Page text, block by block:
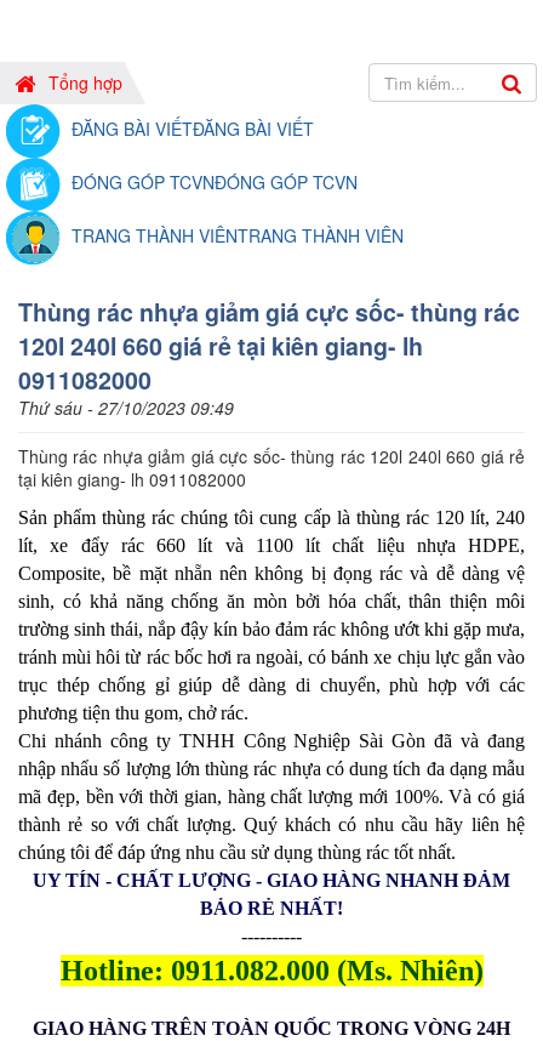
Tổng hợp
ĐĂNG BÀI VIẾTĐĂNG BÀI VIẾT
ĐÓNG GÓP TCVNĐÓNG GÓP TCVN
TRANG THÀNH VIÊNTRANG THÀNH VIÊN
Thùng rác nhựa giảm giá cực sốc- thùng rác
120l 240l 660 giá rẻ tại kiên giang- lh
0911082000
Thứ sáu - 27/10/2023 09:49
Thùng rác nhựa giảm giá cực sốc- thùng rác 120l 240l 660 giá rẻ
tại kiên giang- lh 0911082000
Sản phẩm thùng rác chúng tôi cung cấp là thùng rác 120 lít, 240
lít, xe đẩy rác 660 lít và 1100 lít chất liệu nhựa HDPE,
Composite, bề mặt nhẵn nên không bị đọng rác và dễ dàng vệ
sinh, có khả năng chống ăn mòn bởi hóa chất, thân thiện môi
trường sinh thái, nắp đậy kín bảo đảm rác không ướt khi gặp mưa,
tránh mùi hôi từ rác bốc hơi ra ngoài, có bánh xe chịu lực gắn vào
trục thép chống gỉ giúp dễ dàng di chuyển, phù hợp với các
phương tiện thu gom, chở rác.
Chi nhánh công ty TNHH Công Nghiệp Sài Gòn đã và đang
nhập nhẩu số lượng lớn thùng rác nhựa có dung tích đa dạng mẫu
mã đẹp, bền với thời gian, hàng chất lượng mới 100%. Và có giá
thành rẻ so với chất lượng. Quý khách có nhu cầu hãy liên hệ
chúng tôi để đáp ứng nhu cầu sử dụng thùng rác tốt nhất.
UY TÍN - CHẤT LƯỢNG - GIAO HÀNG NHANH ĐẢM
BẢO RẺ NHẤT!
----------
Hotline: 0911.082.000 (Ms. Nhiên)
GIAO HÀNG TRÊN TOÀN QUỐC TRONG VÒNG 24H